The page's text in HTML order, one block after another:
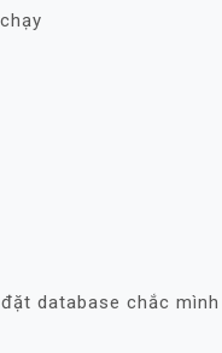
database chắc